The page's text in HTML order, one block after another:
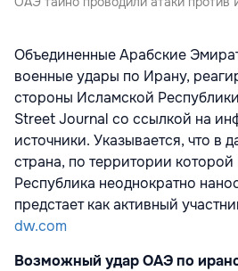
Объединенные Арабские
военные удары по Ирану,
стороны Исламской
Street Journal со ссылкой на
источники. Указывается, что в
страна, по территории
Республика неоднократно
предстает как активный
dw.com
Возможный удар ОАЭ по